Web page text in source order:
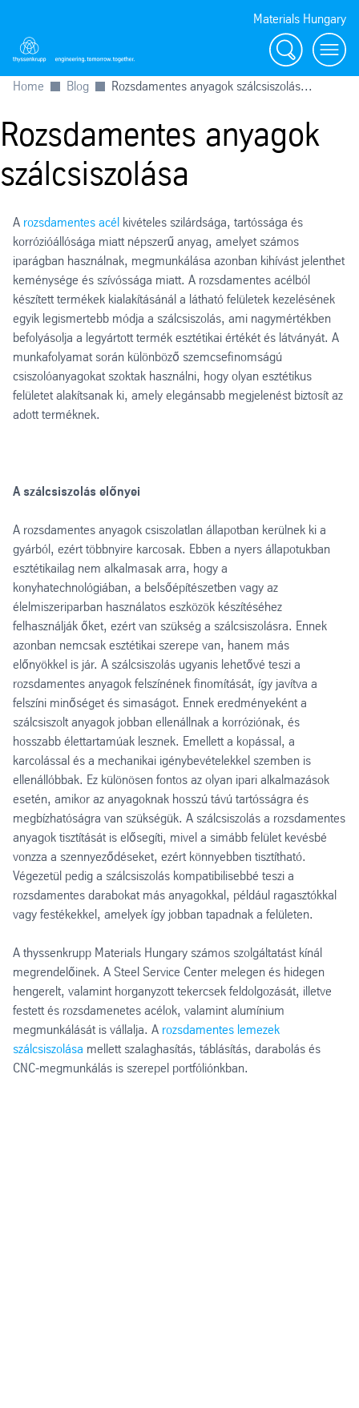
Materials Hungary
Search
Home Blog Rozsdamentes anyagok szálcsiszolás...
Rozsdamentes anyagok
szálcsiszolása
A rozsdamentes acél kivételes szilárdsága, tartóssága és
korrózióállósága miatt népszerű anyag, amelyet számos
iparágban használnak, megmunkálása azonban kihívást jelenthet
keménysége és szívóssága miatt. A rozsdamentes acélból
készített termékek kialakításánál a látható felületek kezelésének
egyik legismertebb módja a szálcsiszolás, ami nagymértékben
befolyásolja a legyártott termék esztétikai értékét és látványát. A
munkafolyamat során különböző szemcsefinomságú
csiszolóanyagokat szoktak használni, hogy olyan esztétikus
felületet alakítsanak ki, amely elegánsabb megjelenést biztosít az
adott terméknek.
A szálcsiszolás előnyei
A rozsdamentes anyagok csiszolatlan állapotban kerülnek ki a
gyárból, ezért többnyire karcosak. Ebben a nyers állapotukban
esztétikailag nem alkalmasak arra, hogy a
konyhatechnológiában, a belsőépítészetben vagy az
élelmiszeriparban használatos eszközök készítéséhez
felhasználják őket, ezért van szükség a szálcsiszolásra. Ennek
azonban nemcsak esztétikai szerepe van, hanem más
előnyökkel is jár. A szálcsiszolás ugyanis lehetővé teszi a
rozsdamentes anyagok felszínének finomítását, így javítva a
felszíni minőséget és simaságot. Ennek eredményeként a
szálcsiszolt anyagok jobban ellenállnak a korróziónak, és
hosszabb élettartamúak lesznek. Emellett a kopással, a
karcolással és a mechanikai igénybevételekkel szemben is
ellenállóbbak. Ez különösen fontos az olyan ipari alkalmazások
esetén, amikor az anyagoknak hosszú távú tartósságra és
megbízhatóságra van szükségük. A szálcsiszolás a rozsdamentes
anyagok tisztítását is elősegíti, mivel a simább felület kevésbé
vonzza a szennyeződéseket, ezért könnyebben tisztítható.
Végezetül pedig a szálcsiszolás kompatibilisebbé teszi a
rozsdamentes darabokat más anyagokkal, például ragasztókkal
vagy festékekkel, amelyek így jobban tapadnak a felületen.
A thyssenkrupp Materials Hungary számos szolgáltatást kínál
megrendelőinek. A Steel Service Center melegen és hidegen
hengerelt, valamint horganyzott tekercsek feldolgozását, illetve
festett és rozsdamenetes acélok, valamint alumínium
megmunkálását is vállalja. A rozsdamentes lemezek
szálcsiszolása mellett szalaghasítás, táblásítás, darabolás és
CNC-megmunkálás is szerepel portfóliónkban.